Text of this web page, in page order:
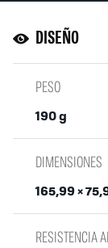
DISEÑO
PESO
190 g
DIMENSIONES
165,99 ×
RESISTENCIA